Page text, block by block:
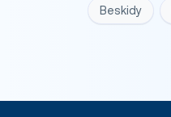
Beskidy